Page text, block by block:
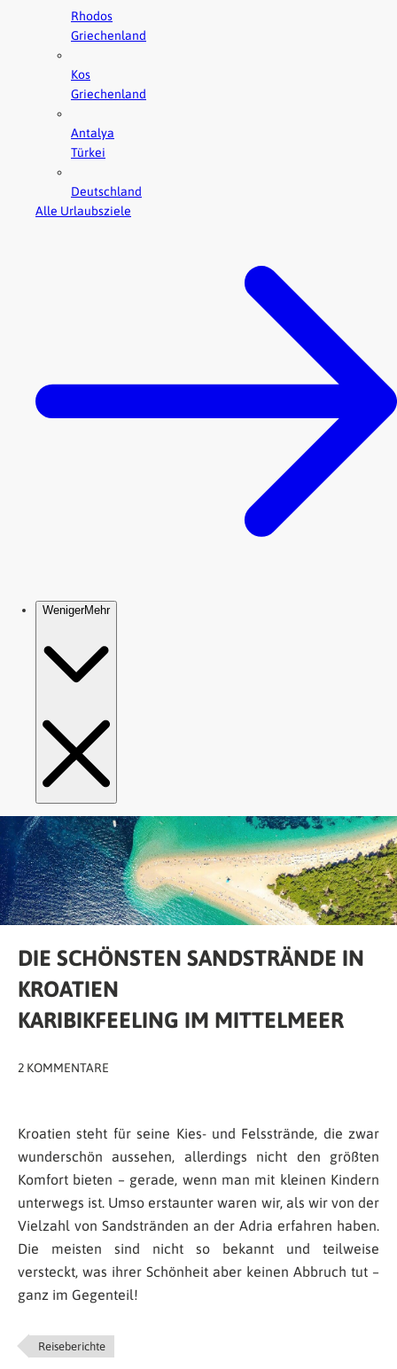
DIE SCHÖNSTEN SANDSTRÄNDE IN
KROATIEN
KARIBIKFEELING IM MITTELMEER
2 KOMMENTARE
Kroatien steht für seine Kies- und Felsstrände, die zwar
wunderschön aussehen, allerdings nicht den größten
Komfort bieten – gerade, wenn man mit kleinen Kindern
unterwegs ist. Umso erstaunter waren wir, als wir von der
Vielzahl von Sandstränden an der Adria erfahren haben.
Die meisten sind nicht so bekannt und teilweise
versteckt, was ihrer Schönheit aber keinen Abbruch tut –
ganz im Gegenteil!
Reiseberichte